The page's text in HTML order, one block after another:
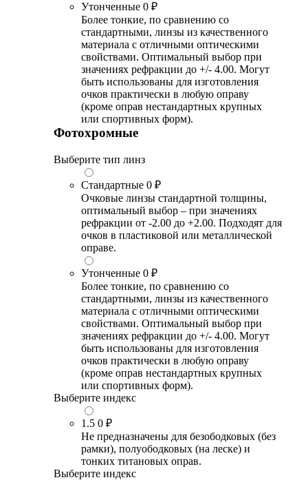
Утонченные 0 ₽
Более тонкие, по сравнению со
стандартными, линзы из качественного
материала с отличными оптическими
свойствами. Оптимальный выбор при
значениях рефракции до +/- 4.00. Могут
быть использованы для изготовления
очков практически в любую оправу
(кроме оправ нестандартных крупных
или спортивных форм).
Фотохромные
Выберите тип линз
Стандартные 0 ₽
Очковые линзы стандартной толщины,
оптимальный выбор – при значениях
рефракции от -2.00 до +2.00. Подходят для
очков в пластиковой или металлической
оправе.
Утонченные 0 ₽
Более тонкие, по сравнению со
стандартными, линзы из качественного
материала с отличными оптическими
свойствами. Оптимальный выбор при
значениях рефракции до +/- 4.00. Могут
быть использованы для изготовления
очков практически в любую оправу
(кроме оправ нестандартных крупных
или спортивных форм).
Выберите индекс
1.5 0 ₽
Не предназначены для безободковых (без
рамки), полуободковых (на леске) и
тонких титановых оправ.
Выберите индекс